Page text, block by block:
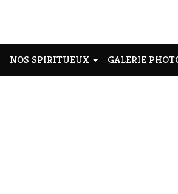
NOS SPIRITUEUX GALERIE